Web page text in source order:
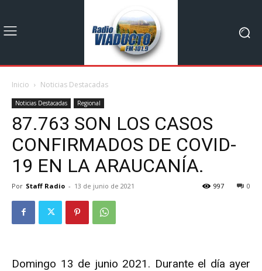
Inicio Noticias Destacadas
Noticias Destacadas Regional
87.763 SON LOS CASOS
CONFIRMADOS DE COVID-
19 EN LA ARAUCANÍA.
Por Staff Radio - 13 de junio de 2021 0
997
Domingo 13 de junio 2021. Durante el día ayer